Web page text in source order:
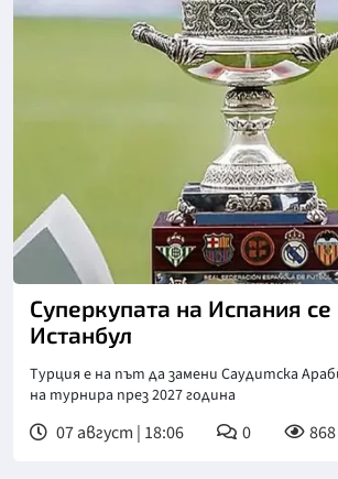
Снимка: X/Twitter
Суперкупата на Испания се
Истанбул
Турция е на път да замени Саудитска
на турнира през 2027 година
07 август | 18:06 0 868